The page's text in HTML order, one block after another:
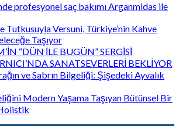
profesyonel saç bakımı Arganmidas ile
Tutkusuyla Versuni, Türkiye’nin Kahve
Taşıyor
“DÜN İLE BUGÜN” SERGİSİ
SANATSEVERLERİ BEKLİYOR
ve Sabrın Bilgeliği: Şişedeki Ayvalık
Modern Yaşama Taşıyan Bütünsel Bir